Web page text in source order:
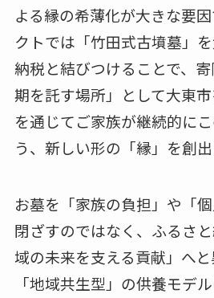
よる縁の希薄化が大きな要
クトでは「竹田式古墳墓」
納税と結びつけることで、
期を託す場所」として大東
を通じてご家族が継続的に
う、新しい形の「縁」を創出
お墓を「家族の負担」や「
閉ざすのではなく、ふるさ
域の未来を支える貢献」へ
「地域共生型」の供養モデ